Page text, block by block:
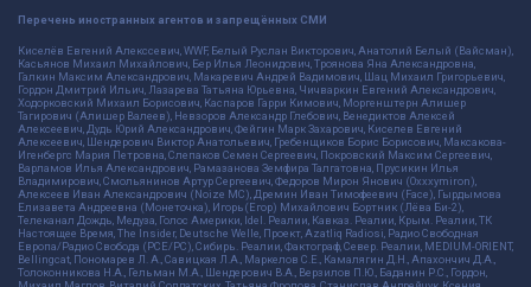
Перечень иностранных агентов и запрещённых СМИ
Киселёв Евгений Алекссевич, WWF, Белый Руслан Викторович, Анатолий Белый (Вайсман),
Касьянов Михаил Михайлович, Бер Илья Леонидович, Троянова Яна Александровна,
Галкин Максим Александрович, Макаревич Андрей Вадимович, Шац Михаил Григорьевич,
Гордон Дмитрий Ильич, Лазарева Татьяна Юрьевна, Чичваркин Евгений Александрович,
Ходорковский Михаил Борисович, Каспаров Гарри Кимович, Моргенштерн Алишер
Тагирович (Алишер Валеев), Невзоров Александр Глебович, Венедиктов Алексей
Алексеевич, Дудь Юрий Александрович, Фейгин Марк Захарович, Киселев Евгений
Алексеевич, Шендерович Виктор Анатольевич, Гребенщиков Борис Борисович, Максакова-
Игенбергс Мария Петровна, Слепаков Семен Сергеевич, Покровский Максим Сергеевич,
Варламов Илья Александрович, Рамазанова Земфира Талгатовна, Прусикин Илья
Владимирович, Смольянинов Артур Сергеевич, Федоров Мирон Янович (Oxxxymiron),
Алексеев Иван Александрович (Noize MC), Дремин Иван Тимофеевич (Face), Гырдымова
Елизавета Андреевна (Монеточка), Игорь(Егор) Михайлович Бортник (Лёва Би-2),
Телеканал Дождь, Медуза, Голос Америки, Idel. Реалии, Кавказ. Реалии, Крым. Реалии, ТК
Настоящее Время, The Insider, Deutsche Welle, Проект, Azatliq Radiosi, Радио Свободная
Европа/Радио Свобода (PCE/PC), Сибирь. Реалии, Фактограф, Север. Реалии, MEDIUM-ORIENT,
Bellingcat, Пономарев Л. А., Савицкая Л.А., Маркелов С.Е., Камалягин Д.Н., Апахончич Д.А.,
Толоконникова Н.А., Гельман М.А., Шендерович В.А., Верзилов П.Ю., Баданин Р.С., Гордон,